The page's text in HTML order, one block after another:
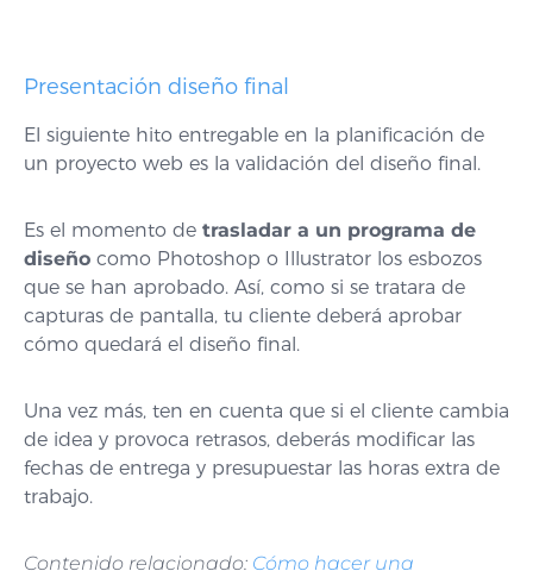
Presentación diseño final
El siguiente hito entregable en la planificación de
un proyecto web es la validación del diseño final.
Es el momento de trasladar a un programa de
diseño como Photoshop o Illustrator los esbozos
que se han aprobado. Así, como si se tratara de
capturas de pantalla, tu cliente deberá aprobar
cómo quedará el diseño final.
Una vez más, ten en cuenta que si el cliente cambia
de idea y provoca retrasos, deberás modificar las
fechas de entrega y presupuestar las horas extra de
trabajo.
Contenido relacionado: Cómo hacer una